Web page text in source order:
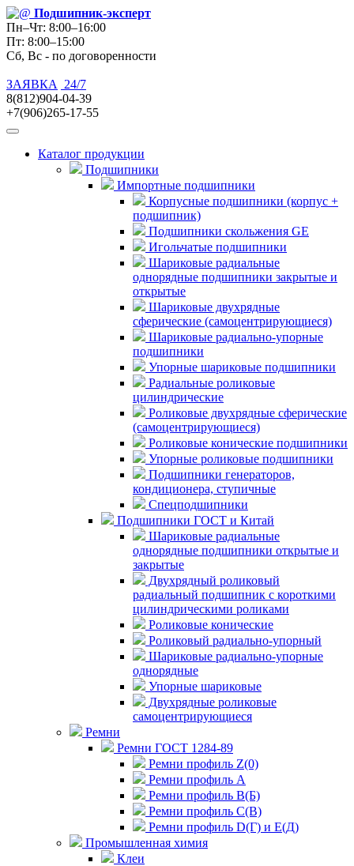
Подшипник-эксперт
Пн–Чт: 8:00–16:00
Пт: 8:00–15:00
Сб, Вс - по договоренности
ЗАЯВКА
24/7
8(812)904-04-39
+7(906)265-17-55
Каталог продукции
Подшипники
Импортные подшипники
Корпусные подшипники (корпус +
подшипник)
Подшипники скольжения GE
Игольчатые подшипники
Шариковые радиальные
однорядные подшипники закрытые и
открытые
Шариковые двухрядные
сферические (самоцентрирующиеся)
Шариковые радиально-упорные
подшипники
Упорные шариковые подшипники
Радиальные роликовые
цилиндрические
Роликовые двухрядные сферические
(самоцентрирующиеся)
Роликовые конические подшипники
Упорные роликовые подшипники
Подшипники генераторов,
кондиционера, ступичные
Спецподшипники
Подшипники ГОСТ и Китай
Шариковые радиальные
однорядные подшипники открытые и
закрытые
Двухрядный роликовый
радиальный подшипник с короткими
цилиндрическими роликами
Роликовые конические
Роликовый радиально-упорный
Шариковые радиально-упорные
однорядные
Упорные шариковые
Двухрядные роликовые
самоцентрирующиеся
Ремни
Ремни ГОСТ 1284-89
Ремни профиль Z(0)
Ремни профиль А
Ремни профиль В(Б)
Ремни профиль С(В)
Ремни профиль D(Г) и E(Д)
Промышленная химия
Клеи